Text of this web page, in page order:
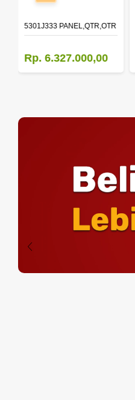
5301J333 PANEL,QTR,OTR LH
Rp. 6.327.000,00